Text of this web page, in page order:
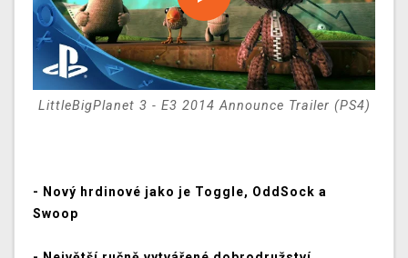
LittleBigPlanet 3 - E3 2014 Announce Trailer (PS4)
- Nový hrdinové jako je Toggle, OddSock a
Swoop